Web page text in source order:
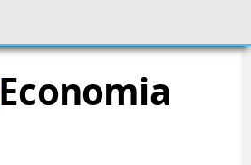
Economia